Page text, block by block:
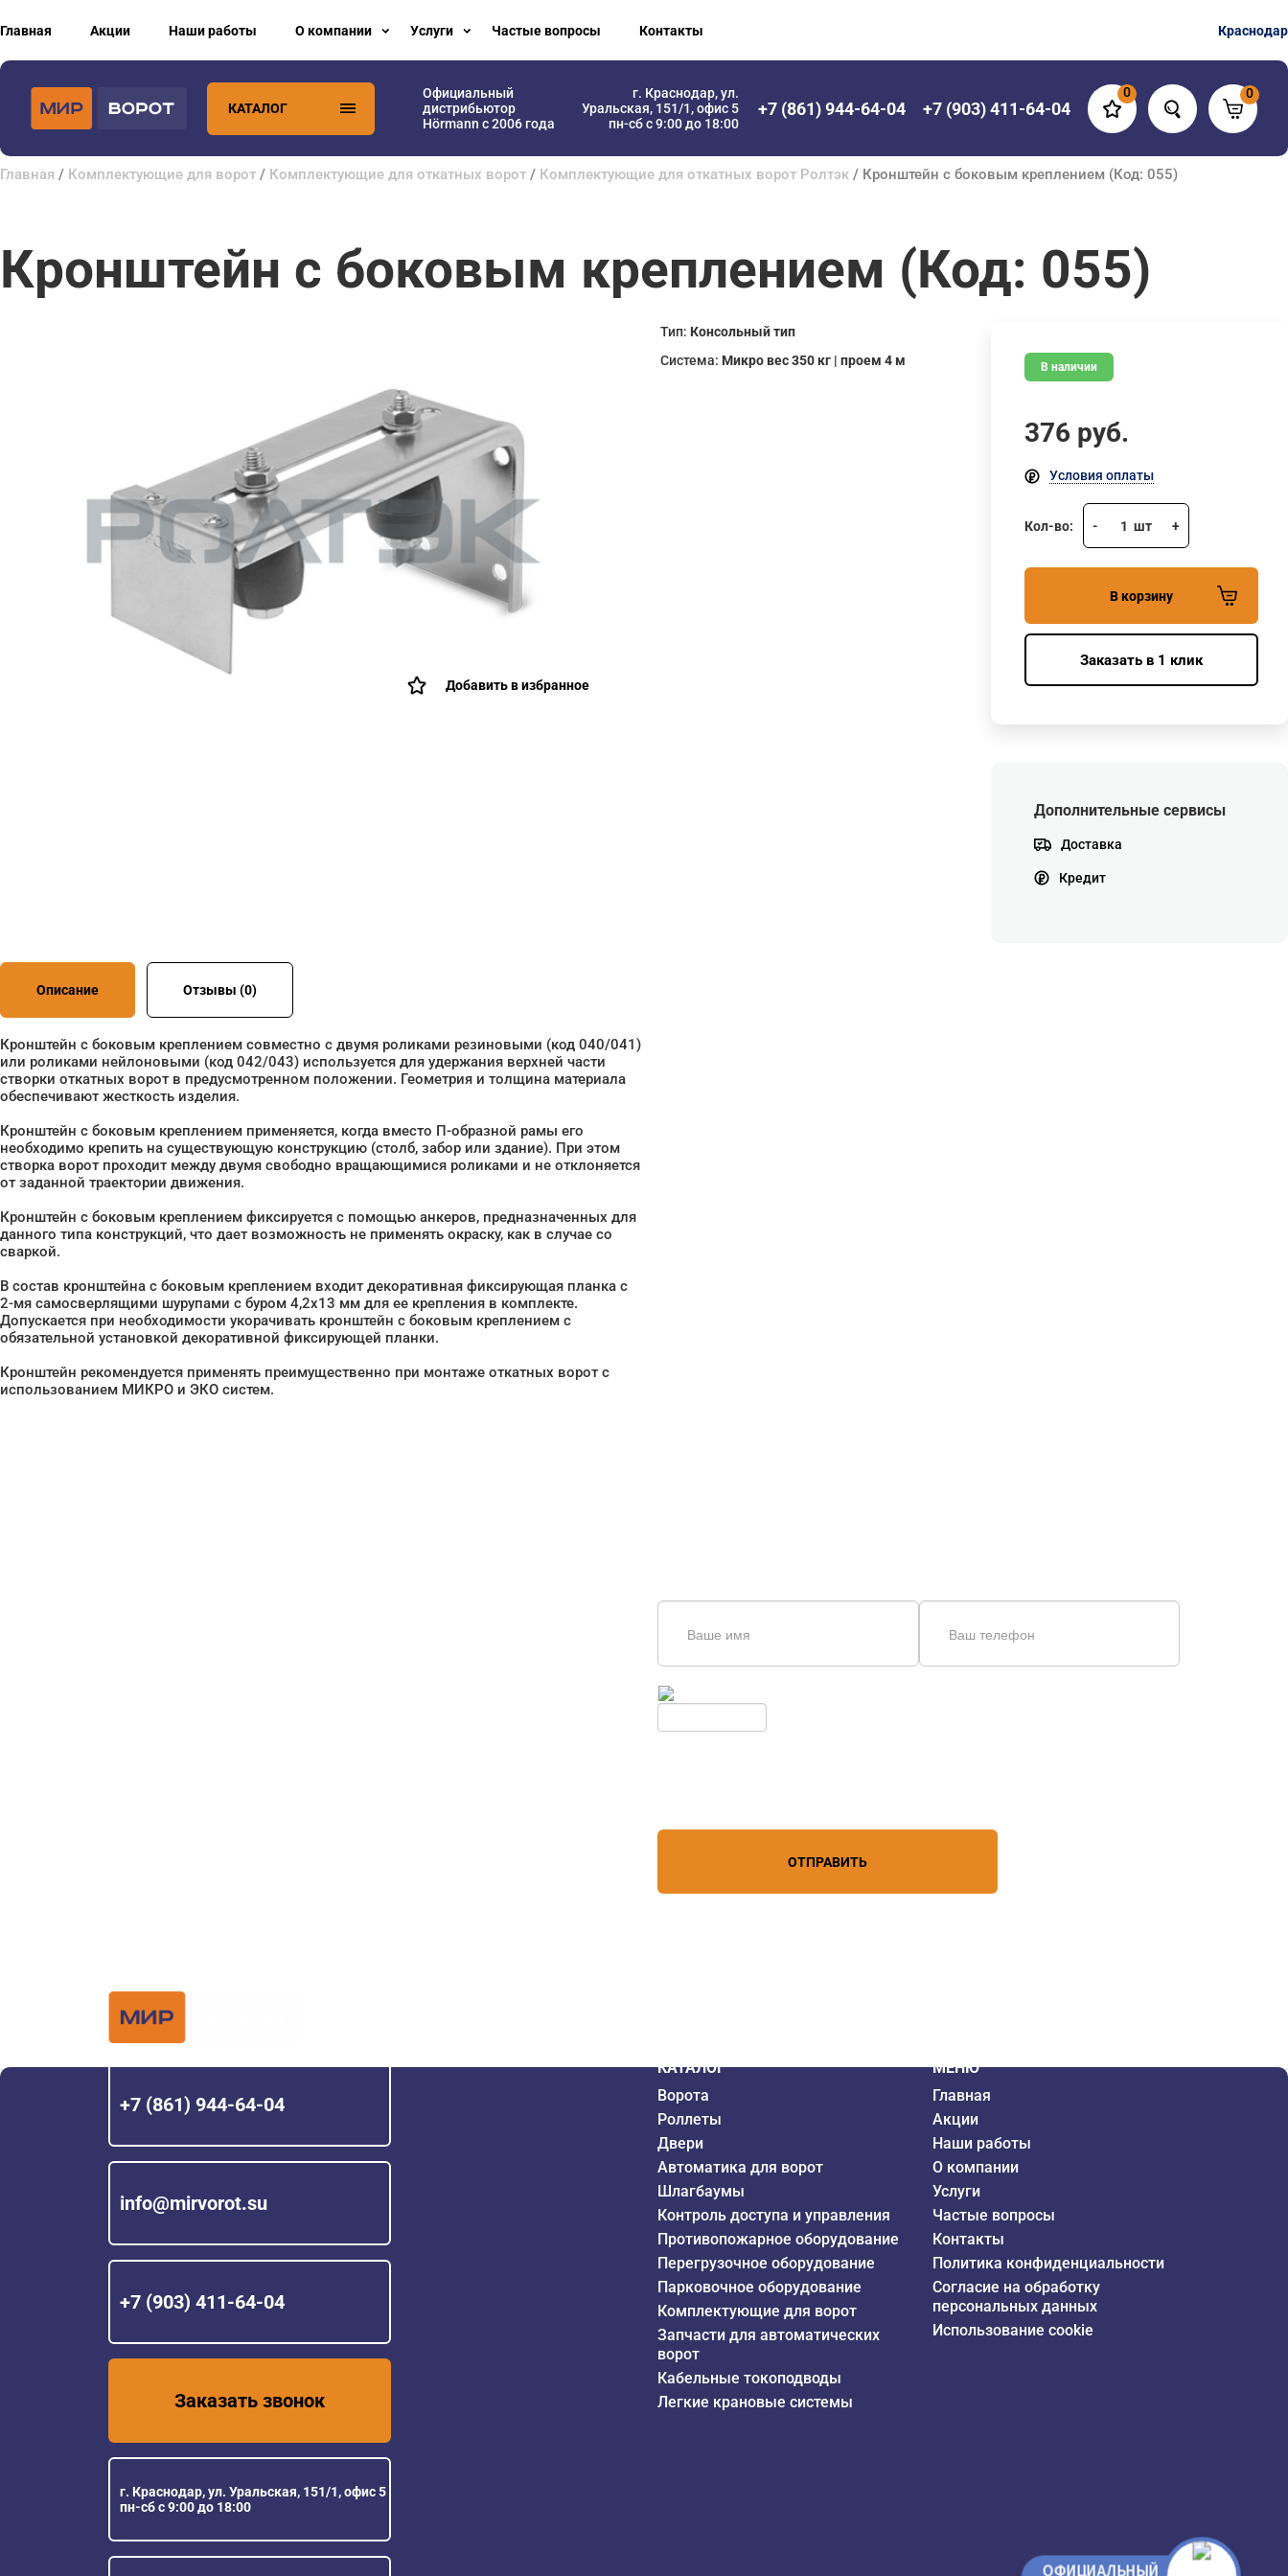
Главная Акции Наши работы О компании Услуги Частые вопросы Контакты Краснодар
КАТАЛОГ
Официальный
дистрибьютор
Hörmann с 2006 года
г. Краснодар, ул.
Уральская, 151/1, офис 5
пн-сб с 9:00 до 18:00
+7 (861) 944-64-04 +7 (903) 411-64-04
0 0
Главная / Комплектующие для ворот / Комплектующие для откатных ворот / Комплектующие для откатных ворот Ролтэк / Кронштейн с боковым креплением (Код: 055)
Кронштейн с боковым креплением (Код: 055)
Добавить в избранное
Тип: Консольный тип
Система: Микро вес 350 кг | проем 4 м В наличии
376 руб.
Условия оплаты
Кол-во: - 1 шт +
В корзину
Заказать в 1 клик
Дополнительные сервисы
Доставка
Кредит
Описание Отзывы (0)
Кронштейн с боковым креплением совместно с двумя роликами резиновыми (код 040/041)
или роликами нейлоновыми (код 042/043) используется для удержания верхней части
створки откатных ворот в предусмотренном положении. Геометрия и толщина материала
обеспечивают жесткость изделия.
Кронштейн с боковым креплением применяется, когда вместо П-образной рамы его
необходимо крепить на существующую конструкцию (столб, забор или здание). При этом
створка ворот проходит между двумя свободно вращающимися роликами и не отклоняется
от заданной траектории движения.
Кронштейн с боковым креплением фиксируется с помощью анкеров, предназначенных для
данного типа конструкций, что дает возможность не применять окраску, как в случае со
сваркой.
В состав кронштейна с боковым креплением входит декоративная фиксирующая планка с
2-мя самосверлящими шурупами с буром 4,2х13 мм для ее крепления в комплекте.
Допускается при необходимости укорачивать кронштейн с боковым креплением с
обязательной установкой декоративной фиксирующей планки.
Кронштейн рекомендуется применять преимущественно при монтаже откатных ворот с
использованием МИКРО и ЭКО систем.
ОТПРАВИТЬ
+7 (861) 944-64-04
info@mirvorot.su
+7 (903) 411-64-04
Заказать звонок
г. Краснодар, ул. Уральская, 151/1, офис 5
пн-сб с 9:00 до 18:00
КАТАЛОГ
Ворота
Роллеты
Двери
Автоматика для ворот
Шлагбаумы
Контроль доступа и управления
Противопожарное оборудование
Перегрузочное оборудование
Парковочное оборудование
Комплектующие для ворот
Запчасти для автоматических
ворот
Кабельные токоподводы
Легкие крановые системы
МЕНЮ
Главная
Акции
Наши работы
О компании
Услуги
Частые вопросы
Контакты
Политика конфиденциальности
Согласие на обработку
персональных данных
Использование cookie
ОФИЦИАЛЬНЫЙ